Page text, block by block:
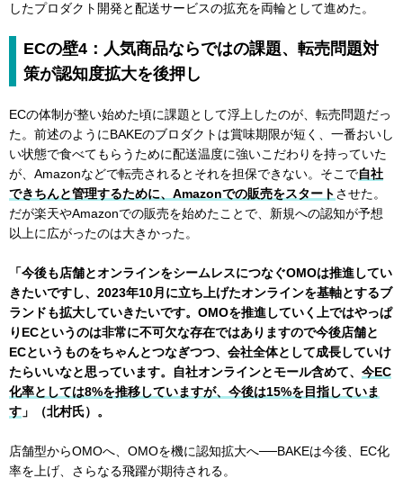
したプロダクト開発と配送サービスの拡充を両輪として進めた。
ECの壁4：人気商品ならではの課題、転売問題対
策が認知度拡大を後押し
ECの体制が整い始めた頃に課題として浮上したのが、転売問題だっ
た。前述のようにBAKEのブロダクトは賞味期限が短く、一番おいし
い状態で食べてもらうために配送温度に強いこだわりを持っていた
が、Amazonなどで転売されるとそれを担保できない。そこで自社
できちんと管理するために、Amazonでの販売をスタートさせた。
だが楽天やAmazonでの販売を始めたことで、新規への認知が予想
以上に広がったのは大きかった。
「今後も店舗とオンラインをシームレスにつなぐOMOは推進してい
きたいですし、2023年10月に立ち上げたオンラインを基軸とするブ
ランドも拡大していきたいです。OMOを推進していく上ではやっぱ
りECというのは非常に不可欠な存在ではありますので今後店舗と
ECというものをちゃんとつなぎつつ、会社全体として成長していけ
たらいいなと思っています。自社オンラインとモール含めて、 今EC
化率としては8%を推移していますが、今後は15%を目指していま
す 」（北村氏）。
店舗型からOMOへ、OMOを機に認知拡大へ──BAKEは今後、EC化
率を上げ、さらなる飛躍が期待される。